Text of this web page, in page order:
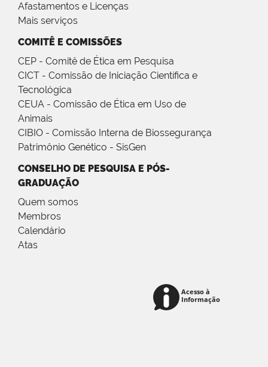
Afastamentos e Licenças
Mais serviços
COMITÊ E COMISSÕES
CEP - Comitê de Ética em Pesquisa
CICT - Comissão de Iniciação Científica e
Tecnológica
CEUA - Comissão de Ética em Uso de
Animais
CIBIO - Comissão Interna de Biossegurança
Patrimônio Genético - SisGen
CONSELHO DE PESQUISA E PÓS-
GRADUAÇÃO
Quem somos
Membros
Calendário
Atas